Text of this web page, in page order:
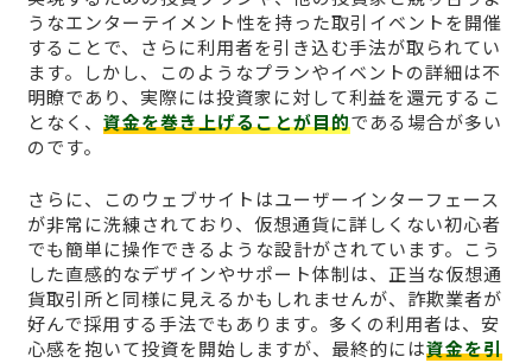
うなエンターテイメント性を持った取引イベントを開催
することで、さらに利用者を引き込む手法が取られてい
ます。しかし、このようなプランやイベントの詳細は不
明瞭であり、実際には投資家に対して利益を還元するこ
となく、 資金を巻き上げることが目的である場合が多い
のです。
さらに、このウェブサイトはユーザーインターフェース
が非常に洗練されており、仮想通貨に詳しくない初心者
でも簡単に操作できるような設計がされています。こう
した直感的なデザインやサポート体制は、正当な仮想通
貨取引所と同様に見えるかもしれませんが、詐欺業者が
好んで採用する手法でもあります。多くの利用者は、安
心感を抱いて投資を開始しますが、最終的には資金を引